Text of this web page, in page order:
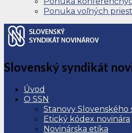
Ponuka voľných
Slovenský syndikát
Úvod
O SSN
Stanovy
Etický kódex novinára
Novinárska etika